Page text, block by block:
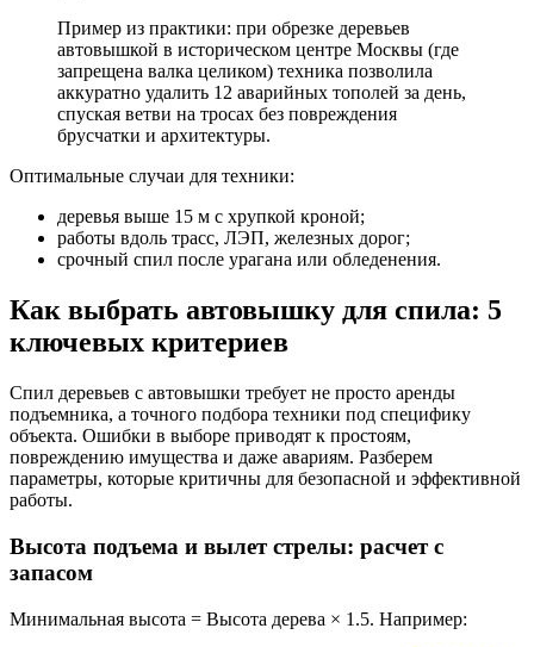
Пример из практики: при обрезке деревьев
автовышкой в историческом центре Москвы (где
запрещена валка целиком) техника позволила
аккуратно удалить 12 аварийных тополей за день,
спуская ветви на тросах без повреждения
брусчатки и архитектуры.
Оптимальные случаи для техники:
деревья выше 15 м с хрупкой кроной;
работы вдоль трасс, ЛЭП, железных дорог;
срочный спил после урагана или обледенения.
Как выбрать автовышку для спила: 5
ключевых критериев
Спил деревьев с автовышки требует не просто аренды
подъемника, а точного подбора техники под специфику
объекта. Ошибки в выборе приводят к простоям,
повреждению имущества и даже авариям. Разберем
параметры, которые критичны для безопасной и эффективной
работы.
Высота подъема и вылет стрелы: расчет с
запасом
Минимальная высота = Высота дерева × 1.5. Например: